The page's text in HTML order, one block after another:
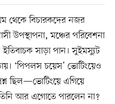
থেকে বিচারকদের নজর
উপস্থাপনা, মঞ্চের পরিবেশনা
ইতিবাচক সাড়া পান। সুইমস্যুট
‘পিপলস চয়েস’ ভোটিংয়েও
ছিল—ভোটিংয়ে এগিয়ে
আর এগোতে পারলেন না?